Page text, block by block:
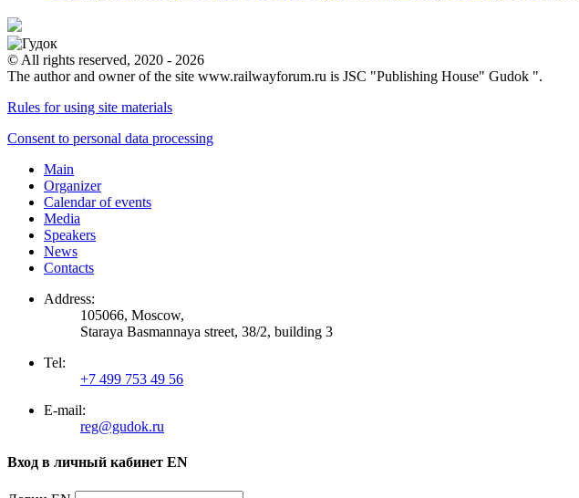
© All rights reserved, 2020 - 2026
The author and owner of the site www.railwayforum.ru is JSC "Publishing House" Gudok ".
Rules for using site materials
Consent to personal data processing
Main
Organizer
Calendar of events
Media
Speakers
News
Contacts
Address:
105066, Moscow,
Staraya Basmannaya street, 38/2, building 3
Tel:
+7 499 753 49 56
E-mail:
reg@gudok.ru
Вход в личный кабинет EN